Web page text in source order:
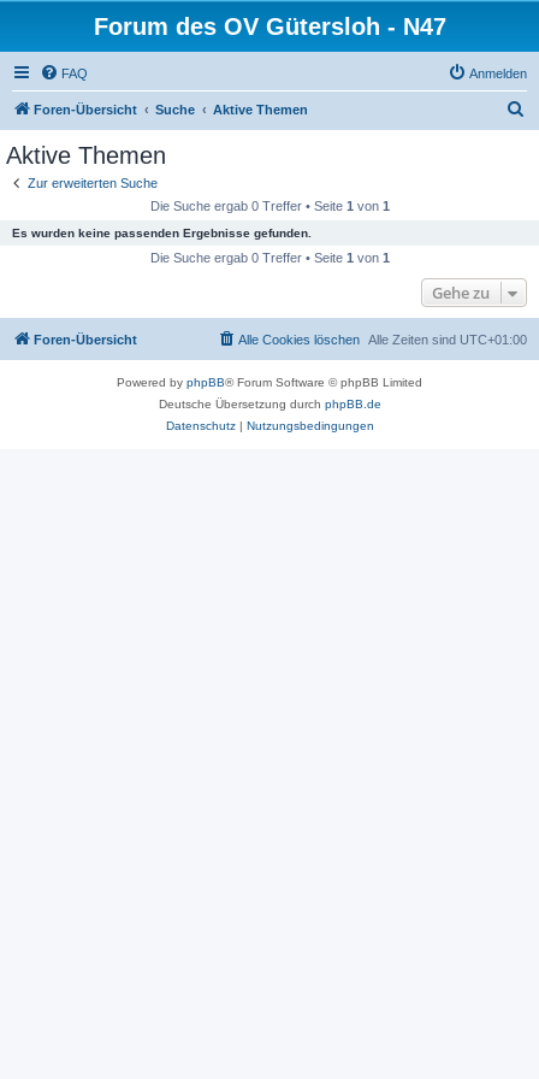
Forum des OV Gütersloh - N47
FAQ Anmelden
Foren-Übersicht Suche Aktive Themen
Aktive Themen
Zur erweiterten Suche
Die Suche ergab 0 Treffer • Seite 1 von 1
Es wurden keine passenden Ergebnisse gefunden.
Die Suche ergab 0 Treffer • Seite 1 von 1
Gehe zu
Foren-Übersicht Alle Zeiten sind UTC+01:00
Alle Cookies löschen
Powered by phpBB® Forum Software © phpBB Limited
Deutsche Übersetzung durch phpBB.de
Datenschutz| Nutzungsbedingungen